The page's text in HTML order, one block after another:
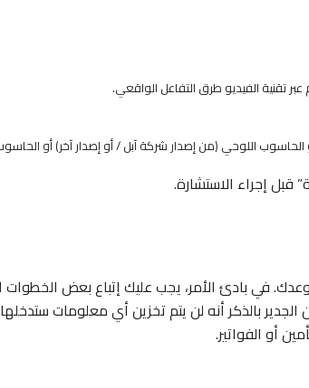
تقنية الفيديو طرق التفاعل الواقعي.
الحاسوب اللوحي (من إصدار شركة آبل / أو إصدار آخر) أو
قبل إجراء الاستشارة.
في بادئ الأمر، يجب عليك إتباع بعض
بالذكر أنه لن يتم تخزين أي معلومات
أو الفواتير.